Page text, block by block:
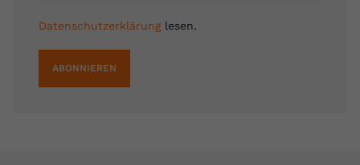
Datenschutzerklärunglesen.
ABONNIEREN